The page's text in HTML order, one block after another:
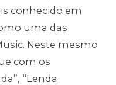
conhecido em
uma das
Neste mesmo
com os
“Lenda